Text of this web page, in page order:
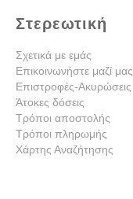
Στερεωτική
Σχετικά με εμάς
Επικοινωνήστε μαζί μας
Επιστροφές-Ακυρώσεις
Άτοκες δόσεις
Τρόποι αποστολής
Τρόποι πληρωμής
Χάρτης Αναζήτησης